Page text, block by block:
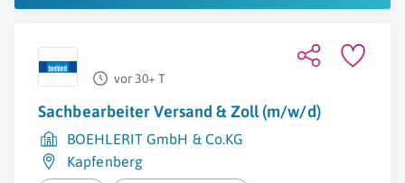
vor 30+ T
Sachbearbeiter Versand & Zoll (m/w/d)
BOEHLERIT GmbH & Co.KG
Kapfenberg